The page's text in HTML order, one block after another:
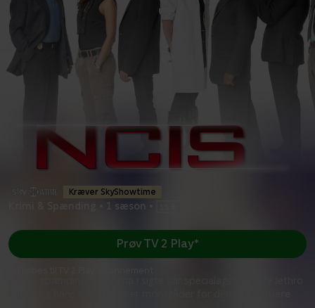
Kræver SkyShowtime
1 sæson
Prøv TV 2 Play*